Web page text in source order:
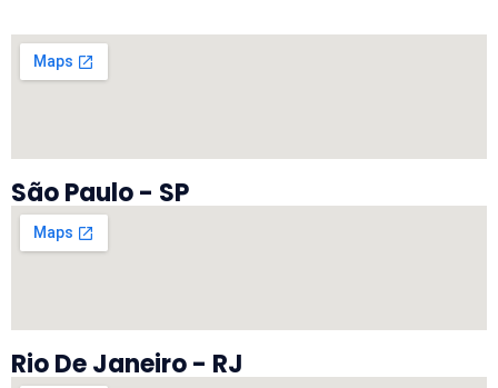
São Paulo - SP
Rio De Janeiro - RJ